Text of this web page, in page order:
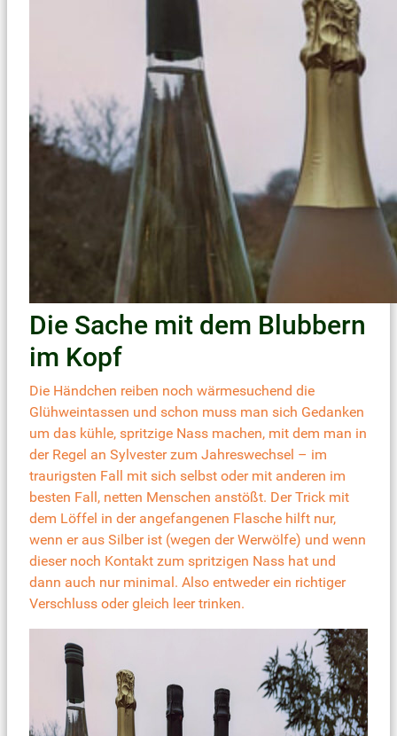
Die Sache mit dem Blubbern
im Kopf
Die Händchen reiben noch wärmesuchend die
Glühweintassen und schon muss man sich Gedanken
um das kühle, spritzige Nass machen, mit dem man in
der Regel an Sylvester zum Jahreswechsel – im
traurigsten Fall mit sich selbst oder mit anderen im
besten Fall, netten Menschen anstößt. Der Trick mit
dem Löffel in der angefangenen Flasche hilft nur,
wenn er aus Silber ist (wegen der Werwölfe) und wenn
dieser noch Kontakt zum spritzigen Nass hat und
dann auch nur minimal. Also entweder ein richtiger
Verschluss oder gleich leer trinken.